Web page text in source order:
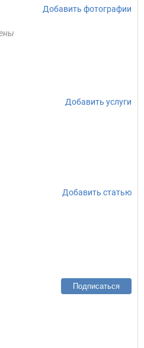
Добавить фотографии
Добавить услуги
Добавить статью
Подписаться